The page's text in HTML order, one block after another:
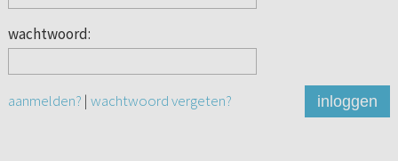
wachtwoord:
aanmelden? | wachtwoord vergeten? inloggen